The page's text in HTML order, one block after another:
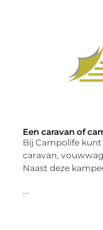
Een caravan of
Bij Campolife
caravan,
Naast deze
...